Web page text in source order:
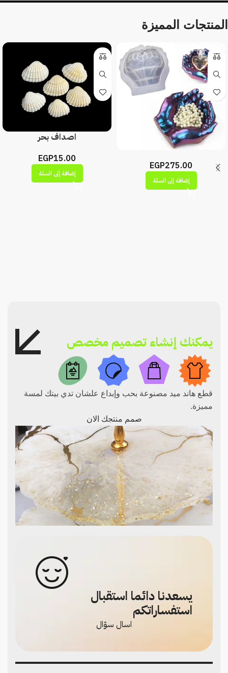
المنتجات المميزة
EGP275.00
إضافة إلى السلة
اصداف بحر
EGP15.00
إضافة إلى السلة
يمكنك إنشاء تصميم مخصص
قطع هاند ميد مصنوعة بحب وإبداع علشان تدي بيتك لمسة
مميزة.
صمم منتجك الان
يسعدنا دائما استقبال
استفساراتكم
اسال سؤال